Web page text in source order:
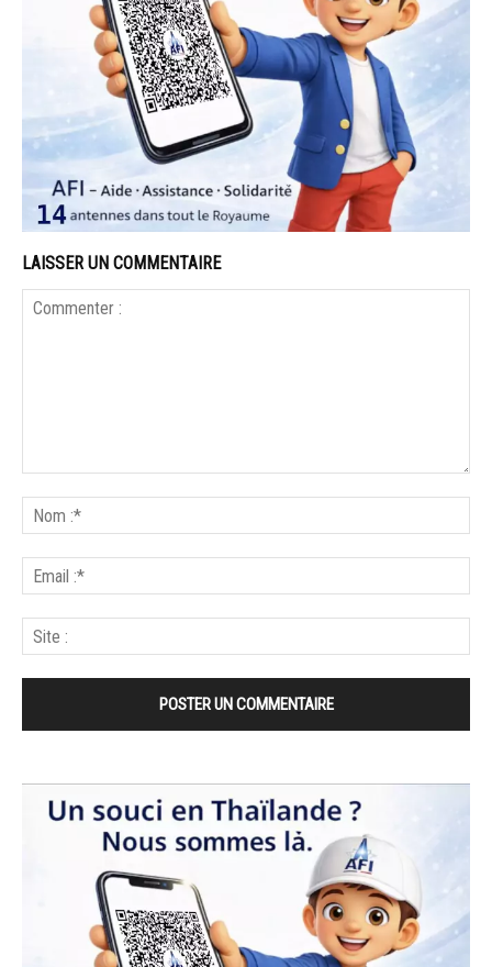
LAISSER UN COMMENTAIRE